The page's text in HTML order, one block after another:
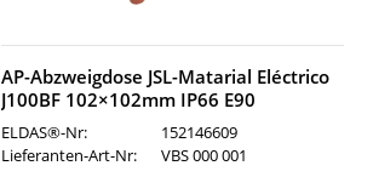
AP-Abzweigdose JSL-Matarial Eléctrico
J100BF 102×102mm IP66 E90
ELDAS®-Nr:
152146609
Lieferanten-Art-Nr:
VBS 000 001